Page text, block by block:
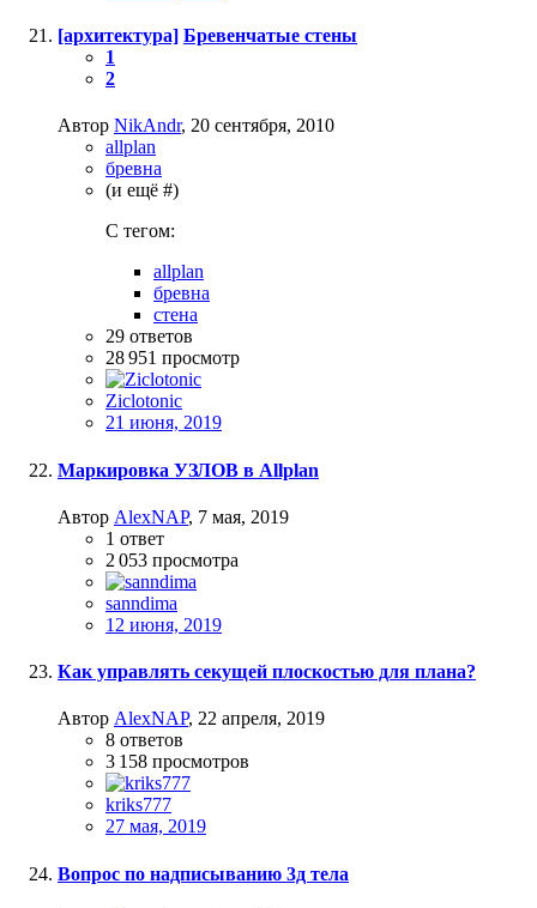
[архитектура] Бревенчатые стены
1
2
Автор NikAndr, 20 сентября, 2010
allplan
бревна
(и ещё #)
C тегом:
allplan
бревна
стена
29 ответов
28 951 просмотр
Ziclotonic
21 июня, 2019
Маркировка УЗЛОВ в Allplan
Автор AlexNAP, 7 мая, 2019
1 ответ
2 053 просмотра
sanndima
12 июня, 2019
Как управлять секущей плоскостью для плана?
Автор AlexNAP, 22 апреля, 2019
8 ответов
3 158 просмотров
kriks777
27 мая, 2019
Вопрос по надписыванию 3д тела